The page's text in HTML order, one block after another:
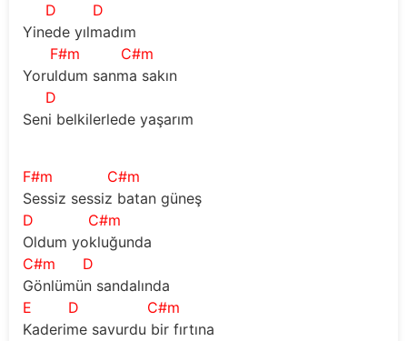
D
D
Yinede yılmadım
F#m
C#m
Yoruldum sanma sakın
D
Seni belkilerlede yaşarım
F#m
C#m
Sessiz sessiz batan güneş
D
C#m
Oldum yokluğunda
C#m
D
Gönlümün sandalında
E
D
C#m
Kaderime savurdu bir fırtına